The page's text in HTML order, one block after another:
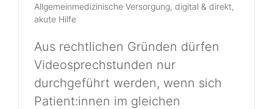
Allgemeinmedizinische Versorgung, digital & direkt,
akute Hilfe
Aus rechtlichen Gründen dürfen
Videosprechstunden nur
durchgeführt werden, wenn sich
Patient:innen im gleichen